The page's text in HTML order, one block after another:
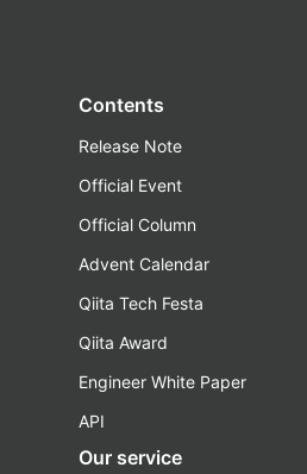
Contents
Release Note
Official Event
Official Column
Advent Calendar
Qiita Tech Festa
Qiita Award
Engineer White Paper
API
Our service